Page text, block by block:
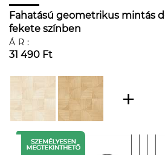
Fahatású geometrikus mintás
fekete színben
ÁR:
31 490 Ft